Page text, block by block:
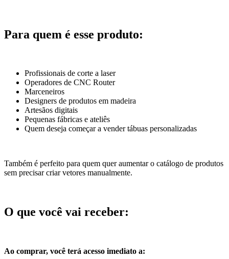
Para quem é esse produto:
Profissionais de corte a laser
Operadores de CNC Router
Marceneiros
Designers de produtos em madeira
Artesãos digitais
Pequenas fábricas e ateliês
Quem deseja começar a vender tábuas personalizadas
Também é perfeito para quem quer aumentar o catálogo de produtos
sem precisar criar vetores manualmente.
O que você vai receber:
Ao comprar, você terá acesso imediato a: